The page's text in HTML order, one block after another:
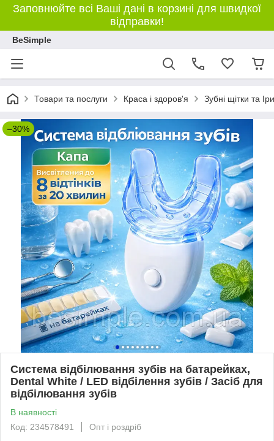
Заповнюйте всі Ваші дані в корзині для швидкої
відправки!
BeSimple
Товари та послуги Краса і здоров'я Зубні щітки та
–30%
Система відбілювання зубів на батарейках,
Dental White / LED відбілення зубів / Засіб для
відбілювання зубів
В наявності
Код: 234578491
Опт і роздріб